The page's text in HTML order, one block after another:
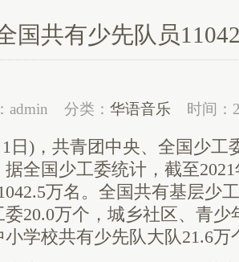
国共有少先队员
admin 分类： 华语音乐 时间：
)，共青团中央、全国少工
据全国少工委统计，截至
万名。全国共有基层少
20.0万个，城乡社区、青少
学校共有少先队大队21.6万